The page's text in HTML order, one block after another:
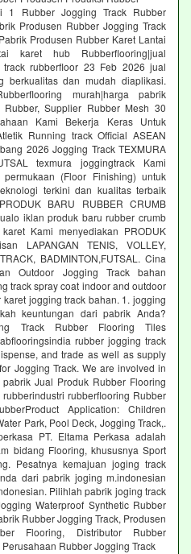
1 Rubber Jogging Track Rubber
Produsen Rubber Jogging Track
Produsen Rubber Karet Lantai
karet hub Rubberflooring|jual
track rubberfloor 23 Feb 2026 jual
berkualitas dan mudah diaplikasi.
murah|harga pabrik
Supplier Rubber Mesh 30
Kami Bekerja Keras Untuk
Running track Official ASEAN
2026 Jogging Track TEXMURA
texmura joggingtrack Kami
(Floor Finishing) untuk
terkini dan kualitas terbaik
BARU RUBBER CRUMB
iklan produk baru rubber crumb
Kami menyediakan PRODUK
LAPANGAN TENIS, VOLLEY,
BADMINTON,FUTSAL. Cina
Outdoor Jogging Track bahan
track spray coat indoor and outdoor
jogging track bahan. 1. jogging
keuntungan dari pabrik Anda?
Track Rubber Flooring Tiles
rubber jogging track
and trade as well as supply
Jogging Track. We are involved in
Jual Produk Rubber Flooring
rubberflooring Rubber
Application: Children
Park, Pool Deck, Jogging Track,.
PT. Eltama Perkasa adalah
bidang Flooring, khususnya Sport
Pesatnya kemajuan joging track
dari pabrik joging m.indonesian
Pilihlah pabrik joging track
Waterproof Synthetic Rubber
Rubber Jogging Track, Produsen
Flooring, Distributor Rubber
Rubber Jogging Track